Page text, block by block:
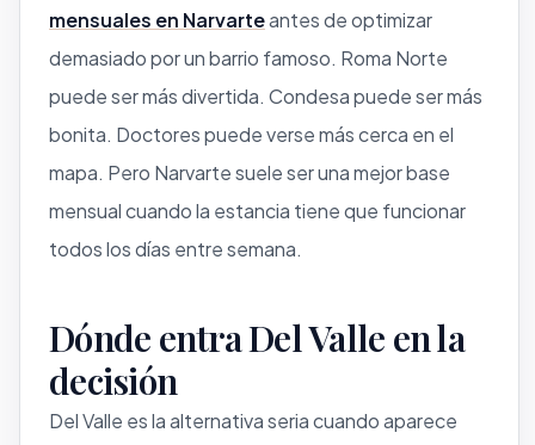
mensuales en Narvarteantes de optimizar
demasiado por un barrio famoso. Roma Norte
puede ser más divertida. Condesa puede ser más
bonita. Doctores puede verse más cerca en el
mapa. Pero Narvarte suele ser una mejor base
mensual cuando la estancia tiene que funcionar
todos los días entre semana.
Dónde entra Del Valle en la
decisión
Del Valle es la alternativa seria cuando aparece